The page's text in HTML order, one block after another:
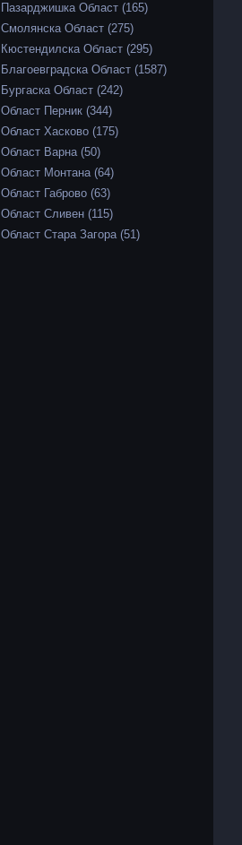
Пазарджишка Област (165)
Смолянска Област (275)
Кюстендилска Област (295)
Благоевградска Област (1587)
Бургаска Област (242)
Област Перник (344)
Област Хасково (175)
Област Варна (50)
Област Монтана (64)
Област Габрово (63)
Област Сливен (115)
Област Стара Загора (51)